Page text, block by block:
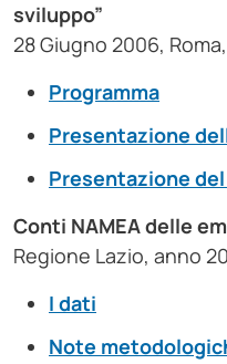
sviluppo”
28 Giugno 2006,
Programma
Presentazione
Presentazione del
Conti NAMEA delle
Regione Lazio, anno
I dati
Note